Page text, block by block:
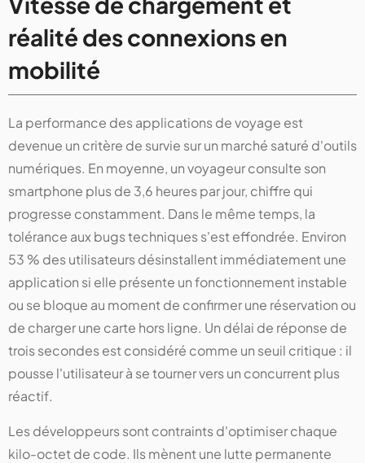
réalité des connexions en
mobilité
La performance des applications de voyage est
devenue un critère de survie sur un marché saturé d'outils
numériques. En moyenne, un voyageur consulte son
smartphone plus de 3,6 heures par jour, chiffre qui
progresse constamment. Dans le même temps, la
tolérance aux bugs techniques s'est effondrée. Environ
53 % des utilisateurs désinstallent immédiatement une
application si elle présente un fonctionnement instable
ou se bloque au moment de confirmer une réservation ou
de charger une carte hors ligne. Un délai de réponse de
trois secondes est considéré comme un seuil critique : il
pousse l'utilisateur à se tourner vers un concurrent plus
réactif.
Les développeurs sont contraints d'optimiser chaque
kilo-octet de code. Ils mènent une lutte permanente